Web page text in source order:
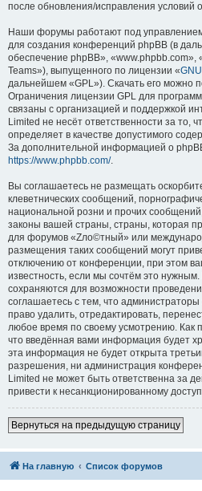
после обновления/исправления условий
Наши форумы работают под
для создания конференций phpBB (в
обеспечение phpBB», «www.phpbb.com»,
Teams»), выпущенного по лицензии «
дальнейшем «GPL»). Скачать его можно
Ограничения лицензии GPL для
связаны с организацией и поддержкой
Limited не несёт ответственности за то,
определяет в качестве допустимого
За дополнительной информацией о
https://www.phpbb.com/.
Вы соглашаетесь не размещать
клеветнических сообщений,
национальной розни и прочих
законы вашей страны, страны, которая
для форумов «Zло©тный» или
размещения таких сообщений могут
отключению от конференции, при этом
известность, если мы сочтём это
сохраняются для возможности
соглашаетесь с тем, что
право удалить, отредактировать,
любое время по своему усмотрению. Как
что введённая вами информация будет
эта информация не будет открыта
разрешения, ни администрация
Limited не может быть ответственна за
привести к несанкционированному
Вернуться на предыдущую страницу
На главную Список форумов